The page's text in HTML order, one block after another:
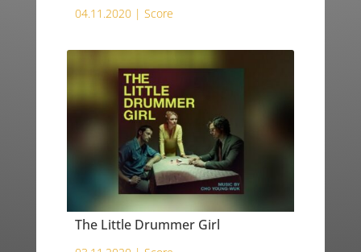
04.11.2020 | Score
The Little Drummer Girl